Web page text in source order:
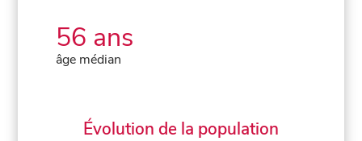
56 ans
âge médian
Évolution de la population